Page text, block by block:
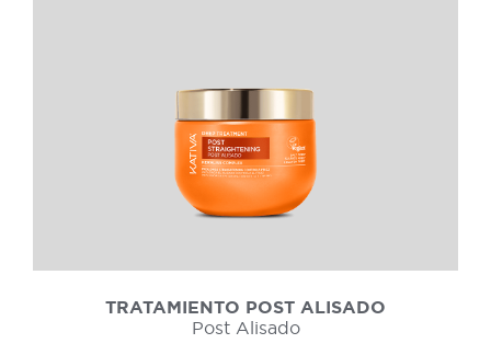
TRATAMIENTO POST ALISADO
Post Alisado